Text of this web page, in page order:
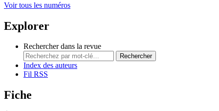
Voir tous les numéros
Explorer
Rechercher dans la revue
Rechercher
Index des auteurs
Fil RSS
Fiche